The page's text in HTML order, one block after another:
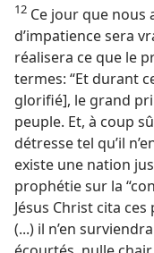
12 Ce jour que nous
d’impatience sera
réalisera ce que le
termes: “Et durant
glorifié], le grand
peuple. Et, à coup
détresse tel qu’il
existe une nation
prophétie sur la
Jésus Christ cita
(...) il n’en